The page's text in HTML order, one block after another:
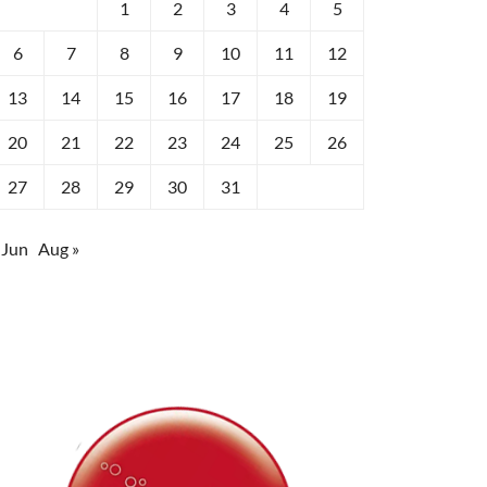
1 2 3 4 5
6 7 8 9 10 11 12
13 14 15 16 17 18 19
20 21 22 23 24 25 26
27 28 29 30 31
Aug »